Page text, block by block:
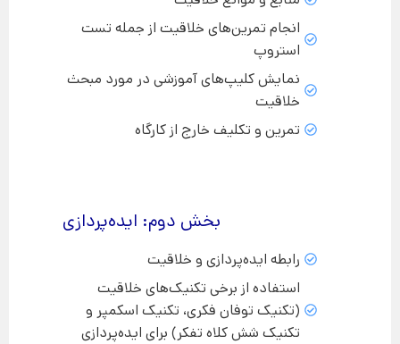
انجام تمرین‌های خلاقیت از جمله تست
استروپ
نمایش کلیپ‌های آموزشی در مورد مبحث
خلاقیت
تمرین و تکلیف خارج از کارگاه
بخش دوم: ایده‌پردازی
رابطه ایده‌پردازی و خلاقیت
استفاده از برخی تکنیک‌های خلاقیت
(تکنیک توفان فکری، تکنیک اسکمپر و
تکنیک شش کلاه تفکر) برای ایده‌پردازی